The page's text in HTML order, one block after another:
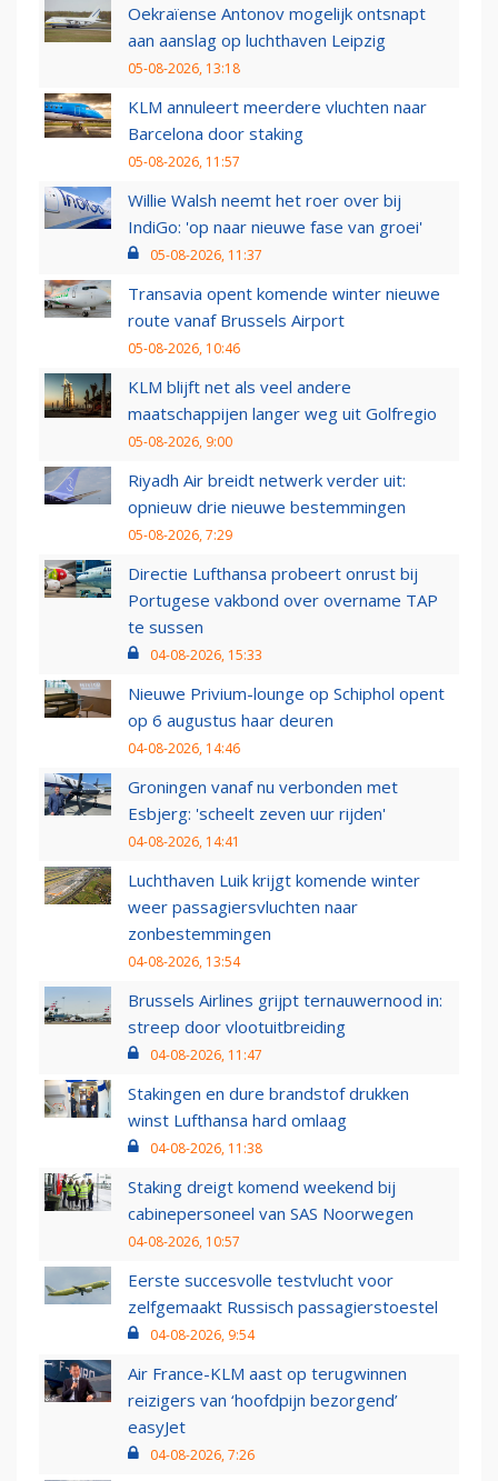
Oekraïense Antonov mogelijk ontsnapt
aan aanslag op luchthaven Leipzig
05-08-2026, 13:18
KLM annuleert meerdere vluchten naar
Barcelona door staking
05-08-2026, 11:57
Willie Walsh neemt het roer over bij
IndiGo: 'op naar nieuwe fase van groei'
05-08-2026, 11:37
Transavia opent komende winter nieuwe
route vanaf Brussels Airport
05-08-2026, 10:46
KLM blijft net als veel andere
maatschappijen langer weg uit Golfregio
05-08-2026, 9:00
Riyadh Air breidt netwerk verder uit:
opnieuw drie nieuwe bestemmingen
05-08-2026, 7:29
Directie Lufthansa probeert onrust bij
Portugese vakbond over overname TAP
te sussen
04-08-2026, 15:33
Nieuwe Privium-lounge op Schiphol opent
op 6 augustus haar deuren
04-08-2026, 14:46
Groningen vanaf nu verbonden met
Esbjerg: 'scheelt zeven uur rijden'
04-08-2026, 14:41
Luchthaven Luik krijgt komende winter
weer passagiersvluchten naar
zonbestemmingen
04-08-2026, 13:54
Brussels Airlines grijpt ternauwernood in:
streep door vlootuitbreiding
04-08-2026, 11:47
Stakingen en dure brandstof drukken
winst Lufthansa hard omlaag
04-08-2026, 11:38
Staking dreigt komend weekend bij
cabinepersoneel van SAS Noorwegen
04-08-2026, 10:57
Eerste succesvolle testvlucht voor
zelfgemaakt Russisch passagierstoestel
04-08-2026, 9:54
Air France-KLM aast op terugwinnen
reizigers van ‘hoofdpijn bezorgend’
easyJet
04-08-2026, 7:26